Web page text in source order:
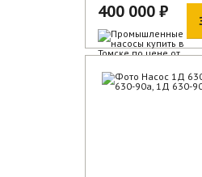
400 000 ₽
В наличии